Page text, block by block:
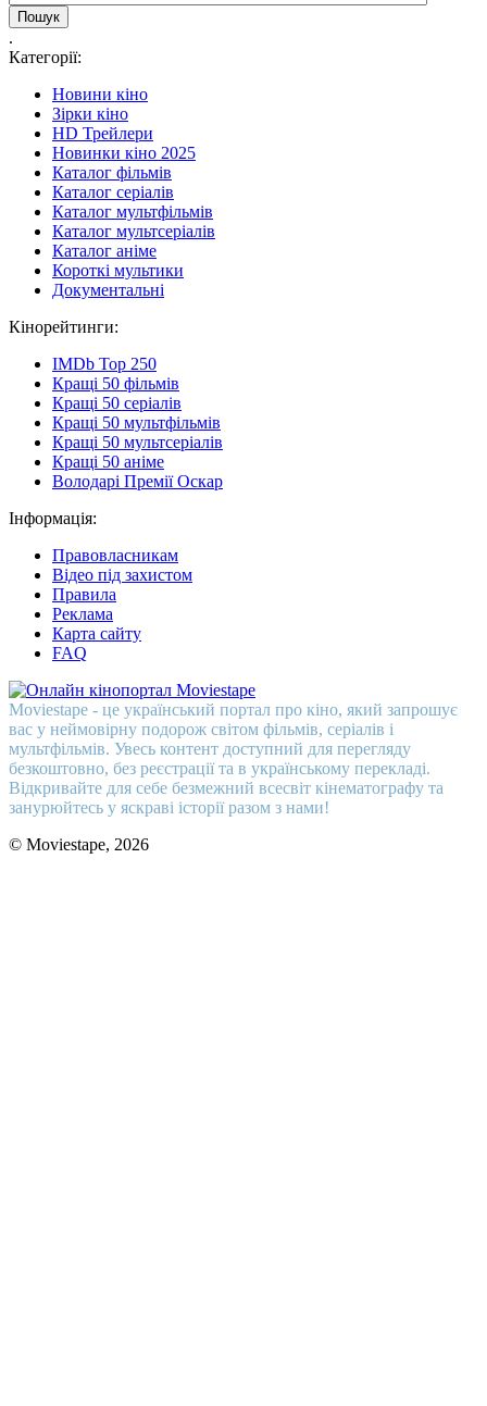
.
Категорії:
Новини кіно
Зірки кіно
HD Трейлери
Новинки кіно 2025
Каталог фільмів
Каталог серіалів
Каталог мультфільмів
Каталог мультсеріалів
Каталог аніме
Короткі мультики
Документальні
Кінорейтинги:
IMDb Top 250
Кращі 50 фільмів
Кращі 50 серіалів
Кращі 50 мультфільмів
Кращі 50 мультсеріалів
Кращі 50 аніме
Володарі Премії Оскар
Інформація:
Правовласникам
Відео під захистом
Правила
Реклама
Карта сайту
FAQ
Moviestape - це український портал про кіно, який запрошує
вас у неймовірну подорож світом фільмів, серіалів і
мультфільмів. Увесь контент доступний для перегляду
безкоштовно, без реєстрації та в українському перекладі.
Відкривайте для себе безмежний всесвіт кінематографу та
занурюйтесь у яскраві історії разом з нами!
© Moviestape, 2026